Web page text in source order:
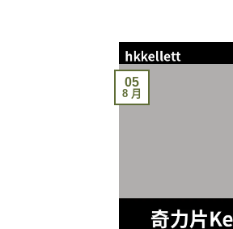
05
8 月